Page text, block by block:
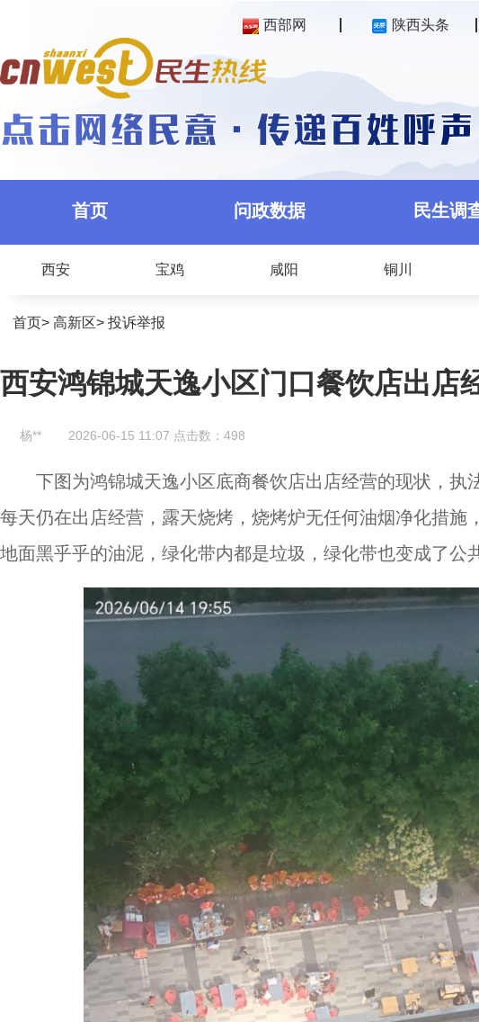
西部网 陕西头条
首页 问政数据 民生调
西安 宝鸡 咸阳 铜川
首页> 高新区> 投诉举报
西安鸿锦城天逸小区门口餐饮店出店
杨** 2026-06-15 11:07 点击数： 498
下图为鸿锦城天逸小区底商餐饮店出店经营的现状，执
每天仍在出店经营，露天烧烤，烧烤炉无任何油烟净化措施
地面黑乎乎的油泥，绿化带内都是垃圾，绿化带也变成了公